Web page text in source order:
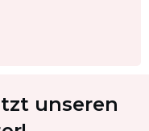
unseren